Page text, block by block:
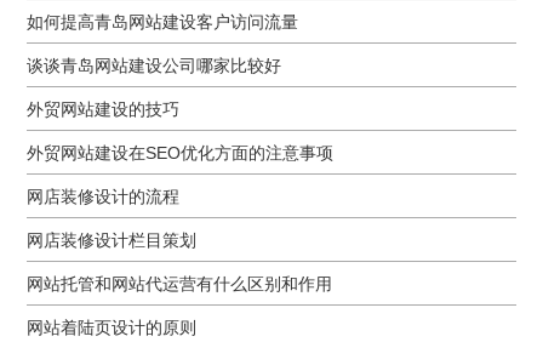
如何提高青岛网站建设客户访问流量
谈谈青岛网站建设公司哪家比较好
外贸网站建设的技巧
外贸网站建设在SEO优化方面的注意事项
网店装修设计的流程
网店装修设计栏目策划
网站托管和网站代运营有什么区别和作用
网站着陆页设计的原则